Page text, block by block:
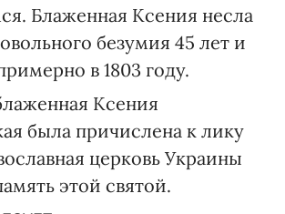
Блаженная Ксения несла
безумия 45 лет и
в 1803 году.
Ксения
была причислена к лику
церковь Украины
этой святой.